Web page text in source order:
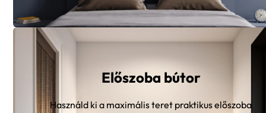
Előszoba bútor
Használd ki a maximális teret praktikus előszoba